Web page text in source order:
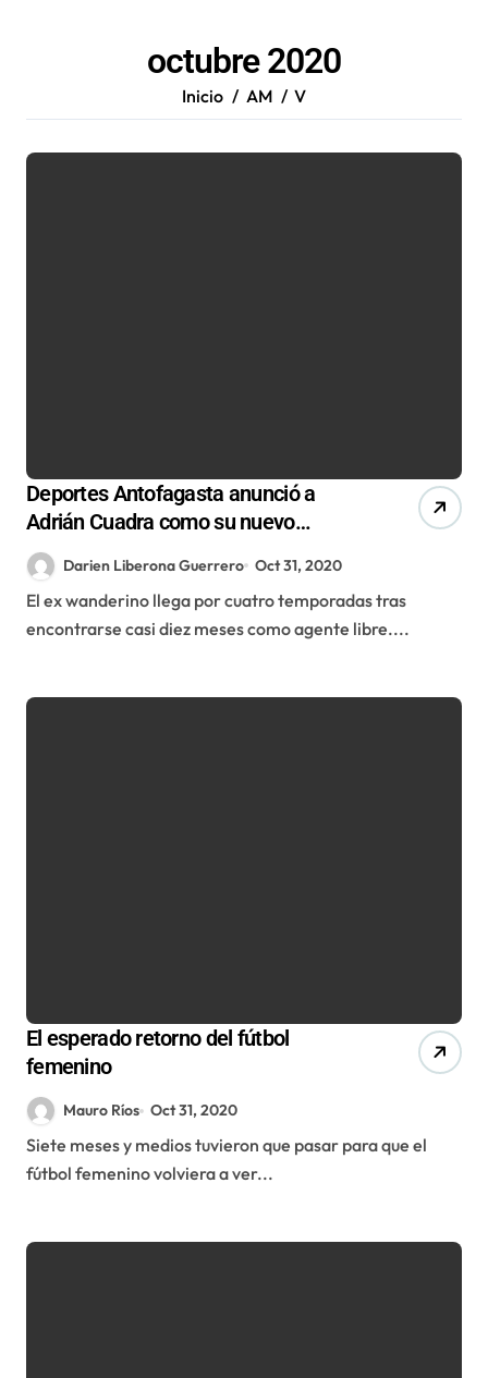
octubre 2020
Inicio AM V
Deportes Antofagasta anunció a
Adrián Cuadra como su nuevo
refuerzo
Darien Liberona Guerrero Oct 31, 2020
El ex wanderino llega por cuatro temporadas tras
encontrarse casi diez meses como agente libre....
El esperado retorno del fútbol
femenino
Mauro Ríos Oct 31, 2020
Siete meses y medios tuvieron que pasar para que el
fútbol femenino volviera a ver...